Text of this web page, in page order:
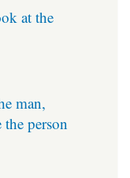
at the
man,
person